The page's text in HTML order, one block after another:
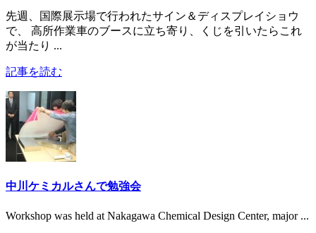
先週、国際展示場で行われたサイン＆ディスプレイショウ
で、 高所作業車のブースに立ち寄り、くじを引いたらこれ
が当たり ...
記事を読む
中川ケミカルさんで勉強会
Workshop was held at Nakagawa Chemical Design Center, major ...